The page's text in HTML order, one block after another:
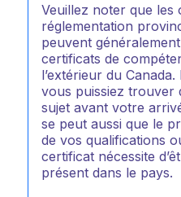
Veuillez noter que les
réglementation
peuvent
certificats de
l’extérieur du
vous puissiez trouver
sujet avant votre
se peut aussi que le
de vos qualifications
certificat nécessite
présent dans le pays.